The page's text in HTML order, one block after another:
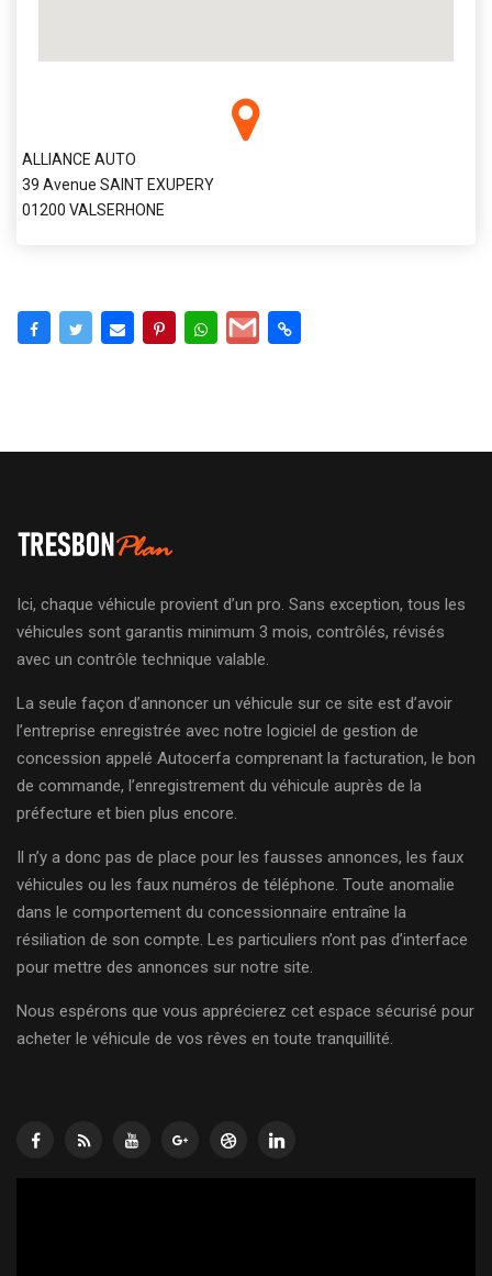
ALLIANCE AUTO
39 Avenue SAINT EXUPERY
01200 VALSERHONE
Ici, chaque véhicule provient d’un pro. Sans exception, tous les
véhicules sont garantis minimum 3 mois, contrôlés, révisés
avec un contrôle technique valable.
La seule façon d’annoncer un véhicule sur ce site est d’avoir
l’entreprise enregistrée avec notre logiciel de gestion de
concession appelé Autocerfa comprenant la facturation, le bon
de commande, l’enregistrement du véhicule auprès de la
préfecture et bien plus encore.
Il n’y a donc pas de place pour les fausses annonces, les faux
véhicules ou les faux numéros de téléphone. Toute anomalie
dans le comportement du concessionnaire entraîne la
résiliation de son compte. Les particuliers n’ont pas d’interface
pour mettre des annonces sur notre site.
Nous espérons que vous apprécierez cet espace sécurisé pour
acheter le véhicule de vos rêves en toute tranquillité.